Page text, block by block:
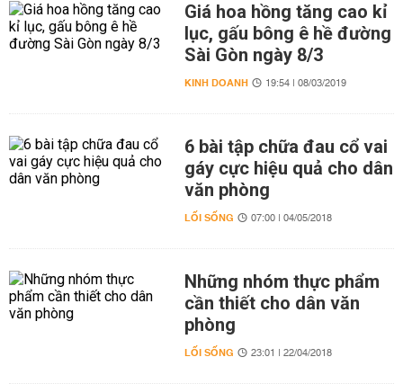
Giá hoa hồng tăng cao kỉ
lục, gấu bông ê hề đường
Sài Gòn ngày 8/3
KINH DOANH 19:54 | 08/03/2019
6 bài tập chữa đau cổ vai
gáy cực hiệu quả cho dân
văn phòng
LỐI SỐNG 07:00 | 04/05/2018
Những nhóm thực phẩm
cần thiết cho dân văn
phòng
LỐI SỐNG 23:01 | 22/04/2018